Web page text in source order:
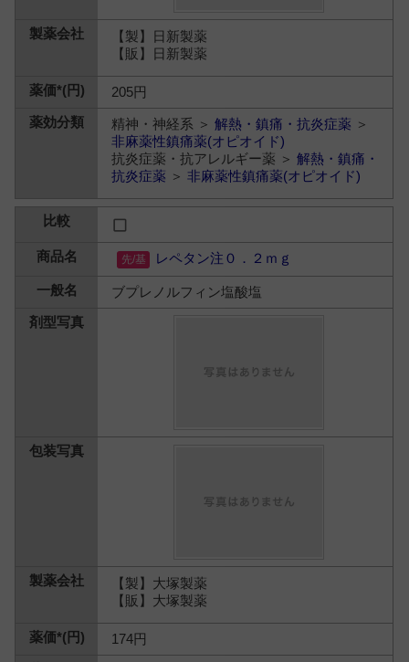
【製】日新製薬
【販】日新製薬
205円
精神・神経系 ＞解熱・鎮痛・抗炎症薬 ＞
非麻薬性鎮痛薬(オピオイド)
抗炎症薬・抗アレルギー薬 ＞解熱・鎮痛・
抗炎症薬 ＞非麻薬性鎮痛薬(オピオイド)
レペタン注０．２ｍｇ
ブプレノルフィン塩酸塩
【製】大塚製薬
【販】大塚製薬
174円